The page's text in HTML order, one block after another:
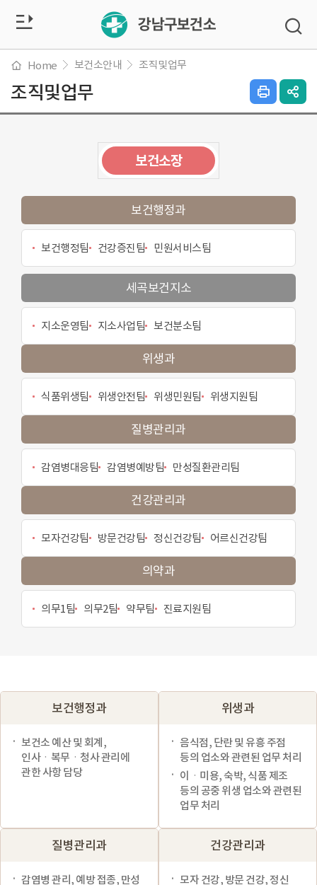
체
메
뉴
검
색
창
기
Home 보건소안내 조직및업무
조직및업무
인
쇄
하
공
유
보건소장
보건행정과
보건행정팀 건강증진팀 민원서비스팀
세곡보건지소
지소운영팀 지소사업팀 보건분소팀
위생과
식품위생팀 위생안전팀 위생민원팀 위생지원팀
질병관리과
감염병대응팀 감염병예방팀 만성질환관리팀
건강관리과
모자건강팀 방문건강팀 정신건강팀 어르신건강팀
의약과
의무1팀 의무2팀 약무팀 진료지원팀
보건행정과
보건소 예산 및 회계,
인사ㆍ복무ㆍ청사 관리에
관한 사항 담당
위생과
음식점, 단란 및 유흥 주점
등의 업소와 관련된 업무 처리
이ㆍ미용, 숙박, 식품 제조
등의 공중 위생 업소와 관련된
업무 처리
질병관리과
감염병 관리, 예방 접종, 만성
건강관리과
모자 건강, 방문 건강, 정신